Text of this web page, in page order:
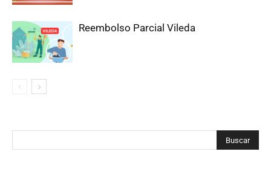
Reembolso Parcial Vileda